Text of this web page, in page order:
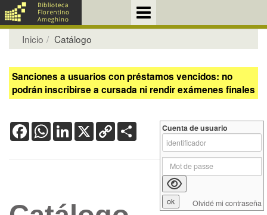
Inicio Catálogo
Sanciones a usuarios con préstamos vencidos: no
podrán inscribirse a cursada ni rendir exámenes finales
FacebookWhatsApp
LinkedIn
X Copy
Link
Cuenta de usuario
Olvidé mi contraseña